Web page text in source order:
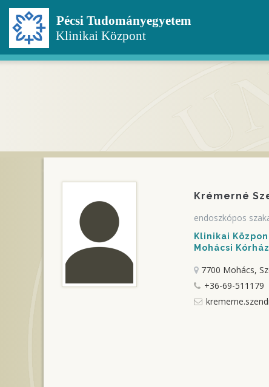
Ugrás
tartalomra
Krémerné
endoszkópos
Klinikai
Mohácsi Kórház
7700 Mohács,
+36-69-511179